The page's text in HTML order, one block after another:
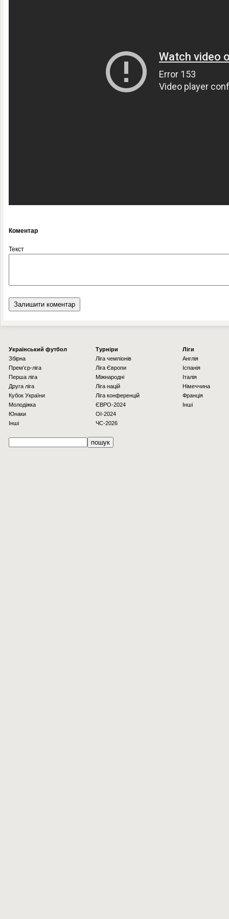
Коментар
Текст
Українcький футбол
Збірна
Прем'єр-ліга
Перша ліга
Друга ліга
Кубок України
Молодіжка
Юнаки
Інші
Турніри
Ліга чемпіонів
Ліга Європи
Міжнародні
Ліга націй
Ліга конференцій
ЄВРО-2024
OI-2024
ЧС-2026
Ліги
Англія
Іспанія
Італія
Німеччина
Франція
Інші